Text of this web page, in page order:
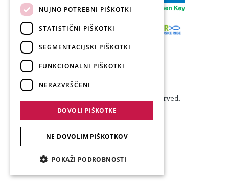
Produkcija: Forward
© 2024 Visit Kranj, All Rights Reserved.
NUJNO POTREBNI PIŠKOTKI
STATISTIČNI PIŠKOTKI
SEGMENTACIJSKI PIŠKOTKI
FUNKCIONALNI PIŠKOTKI
NERAZVRŠČENI
DOVOLI PIŠKOTKE
NE DOVOLIM PIŠKOTKOV
POKAŽI PODROBNOSTI